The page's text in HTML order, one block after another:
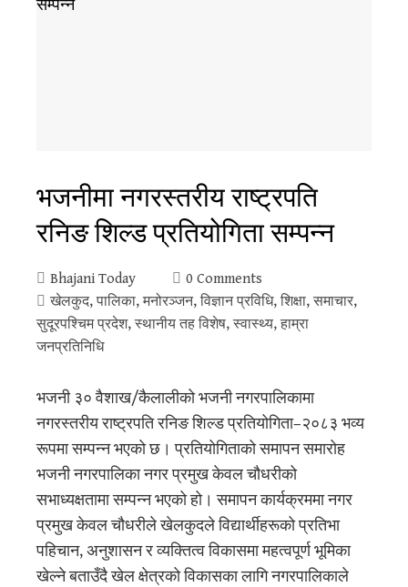
भजनीमा नगरस्तरीय राष्ट्रपति
रनिङ शिल्ड प्रतियोगिता सम्पन्न
Bhajani Today
0 Comments
खेलकुद, पालिका, मनोरञ्जन, विज्ञान प्रविधि, शिक्षा, समाचार,
सुदूरपश्‍चिम प्रदेश, स्थानीय तह विशेष, स्वास्थ्य, हाम्रा
जनप्रतिनिधि
भजनी ३० वैशाख/कैलालीको भजनी नगरपालिकामा
नगरस्तरीय राष्ट्रपति रनिङ शिल्ड प्रतियोगिता–२०८३ भव्य
रूपमा सम्पन्न भएको छ। प्रतियोगिताको समापन समारोह
भजनी नगरपालिका नगर प्रमुख केवल चौधरीको
सभाध्यक्षतामा सम्पन्न भएको हो। समापन कार्यक्रममा नगर
प्रमुख केवल चौधरीले खेलकुदले विद्यार्थीहरूको प्रतिभा
पहिचान, अनुशासन र व्यक्तित्व विकासमा महत्वपूर्ण भूमिका
खेल्ने बताउँदै खेल क्षेत्रको विकासका लागि नगरपालिकाले